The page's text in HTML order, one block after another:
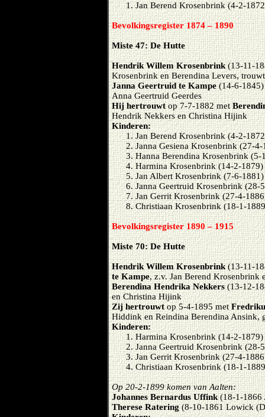
Jan Berend Krosenbrink (4-2-
Bevolkingsregister 1874 – 1890
Miste 47: De Hutte
Hendrik Willem Krosenbrink(13-11-
Krosenbrink en Berendina Levers,
Janna Geertruid te Kampe(14-6-1845)
Anna Geertruid Geerdes
Hij hertrouwtop 7-7-1882 met
Hendrik Nekkers en Christina Hijink
Kinderen:
Jan Berend Krosenbrink (4-2-
Janna Gesiena Krosenbrink (27-
Hanna Berendina Krosenbrink (5-
Harmina Krosenbrink (14-2-1879)
Jan Albert Krosenbrink (7-6-
Janna Geertruid Krosenbrink (28-
Jan Gerrit Krosenbrink (27-4-
Christiaan Krosenbrink (18-1-
Bevolkingsregister 1890 – 1915
Miste 70: De Hutte
Hendrik Willem Krosenbrink(13-11-
te Kampe, z.v. Jan Berend Krosenbrink
Berendina Hendrika Nekkers (13-12-
en Christina Hijink
Zij hertrouwtop 5-4-1895 met
Hiddink en Reindina Berendina Ansink,
Kinderen:
Harmina Krosenbrink (14-2-1879)
Janna Geertruid Krosenbrink (28-
Jan Gerrit Krosenbrink (27-4-
Christiaan Krosenbrink (18-1-
Op 20-2-1899 komen van Aalten:
Johannes Bernardus Uffink (18-1-1866
Therese Ratering(8-10-1861 Lowick